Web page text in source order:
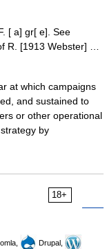
[ a] gr[ e]. See
R. [1913 Webster] …
at which campaigns
and sustained to
or other operational
by
18+
Drupal,